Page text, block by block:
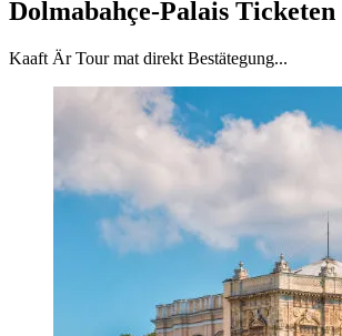
Dolmabahçe-Palais Ticketen
Kaaft Är Tour mat direkt Bestätegung...